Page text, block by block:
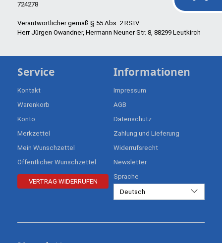
724278
Verantwortlicher gemäß § 55 Abs. 2 RStV:
Herr Jürgen Owandner, Hermann Neuner Str. 8, 88299 Leutkirch
Service
Kontakt
Warenkorb
Konto
Merkzettel
Mein Wunschzettel
Öffentlicher Wunschzettel
VERTRAG WIDERRUFEN
Informationen
Impressum
AGB
Datenschutz
Zahlung und Lieferung
Widerrufsrecht
Newsletter
Sprache
Deutsch